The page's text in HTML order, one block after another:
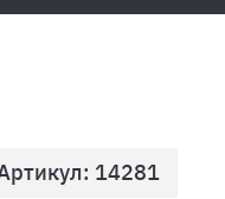
14281